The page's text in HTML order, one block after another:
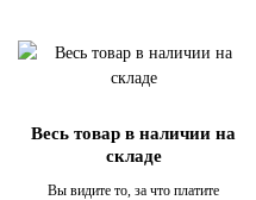
Весь товар в наличии на
складе
Вы видите то, за что платите